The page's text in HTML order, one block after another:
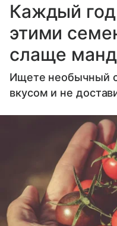
Каждый год
этими
слаще
Ищете необычный
вкусом и не